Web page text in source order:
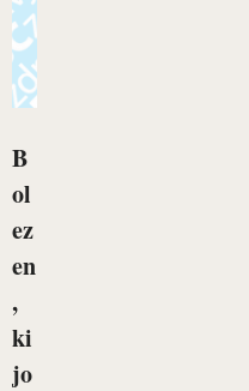
B
ol
ez
en
,
ki
jo